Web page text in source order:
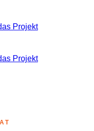
Projekt
Projekt